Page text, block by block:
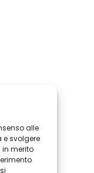
alle
svolgere
in merito